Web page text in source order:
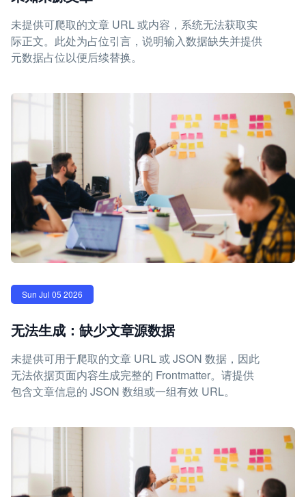
未提供可爬取的文章 URL 或内容，系统无法获取实
际正文。此处为占位引言，说明输入数据缺失并提供
元数据占位以便后续替换。
Sun Jul 05 2026
无法生成：缺少文章源数据
未提供可用于爬取的文章 URL 或 JSON 数据，因此
无法依据页面内容生成完整的 Frontmatter。请提供
包含文章信息的 JSON 数组或一组有效 URL。